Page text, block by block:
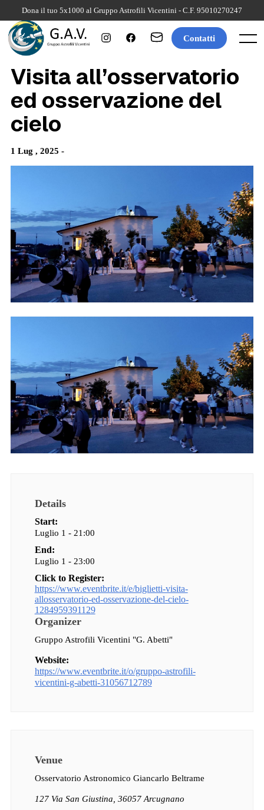
content
Dona il tuo 5x1000 al Gruppo Astrofili Vicentini - C.F. 95010270247
Menu
Contatti
Visita all’osservatorio
ed osservazione del
cielo
1 Lug , 2025 -
Details
Start:
Luglio 1 - 21:00
End:
Luglio 1 - 23:00
Click to Register:
https://www.eventbrite.it/e/biglietti-visita-
allosservatorio-ed-osservazione-del-cielo-
1284959391129
Organizer
Gruppo Astrofili Vicentini "G. Abetti"
Website:
https://www.eventbrite.it/o/gruppo-astrofili-
vicentini-g-abetti-31056712789
Venue
Osservatorio Astronomico Giancarlo Beltrame
127 Via San Giustina, 36057 Arcugnano